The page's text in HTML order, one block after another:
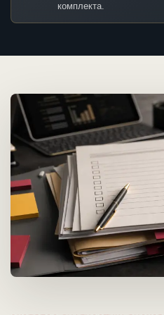
комплекта.